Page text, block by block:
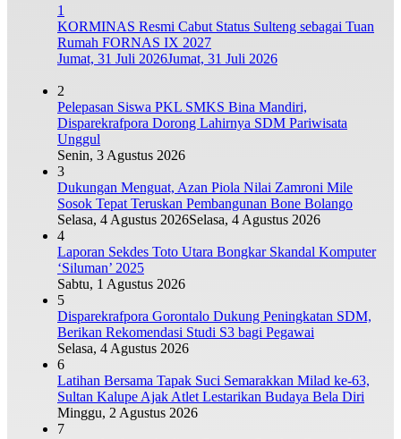
1
KORMINAS Resmi Cabut Status Sulteng sebagai Tuan
Rumah FORNAS IX 2027
Jumat, 31 Juli 2026Jumat, 31 Juli 2026
2
Pelepasan Siswa PKL SMKS Bina Mandiri,
Disparekrafpora Dorong Lahirnya SDM Pariwisata
Unggul
Senin, 3 Agustus 2026
3
Dukungan Menguat, Azan Piola Nilai Zamroni Mile
Sosok Tepat Teruskan Pembangunan Bone Bolango
Selasa, 4 Agustus 2026Selasa, 4 Agustus 2026
4
Laporan Sekdes Toto Utara Bongkar Skandal Komputer
‘Siluman’ 2025
Sabtu, 1 Agustus 2026
5
Disparekrafpora Gorontalo Dukung Peningkatan SDM,
Berikan Rekomendasi Studi S3 bagi Pegawai
Selasa, 4 Agustus 2026
6
Latihan Bersama Tapak Suci Semarakkan Milad ke-63,
Sultan Kalupe Ajak Atlet Lestarikan Budaya Bela Diri
Minggu, 2 Agustus 2026
7